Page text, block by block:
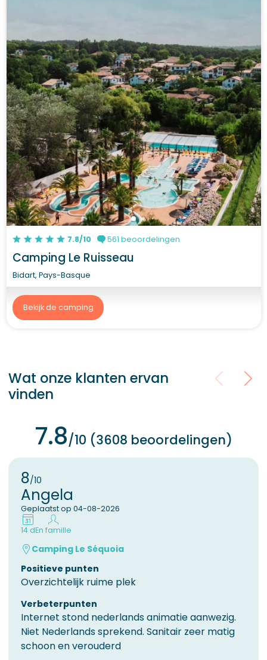
7.8/10 561 beoordelingen
Camping Le Ruisseau
Bidart, Pays-Basque
Bekijk de camping
Wat onze klanten ervan
vinden
7.8/10 (3608 beoordelingen)
8/10
Angela
Geplaatst op 04-08-2026
14 dEn famille
Camping Le Séquoia
Positieve punten
Overzichtelijk ruime plek
Verbeterpunten
Internet stond nederlands animatie aanwezig.
Niet Nederlands sprekend. Sanitair zeer matig
schoon en verouderd